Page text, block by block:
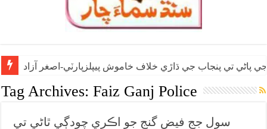
پاڻي تي پنجاب جي ڌاڙي خلاف خاموش پيپلزپارٽي-اصغر آزاد
Tag Archives:Faiz Ganj Police
سول جج فيض گنج جو اڪري چودڳي ٿاڻي تي